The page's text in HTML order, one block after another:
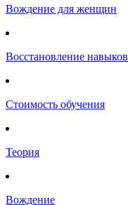
Вождение для женщин
Восстановление навыков
Стоимость обучения
Теория
Вождение